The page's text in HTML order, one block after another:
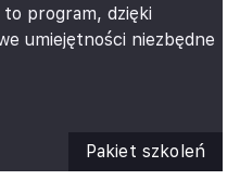
program, dzięki
umiejętności niezbędne
Odpowiada na
i efektownie
Pakiet szkoleń